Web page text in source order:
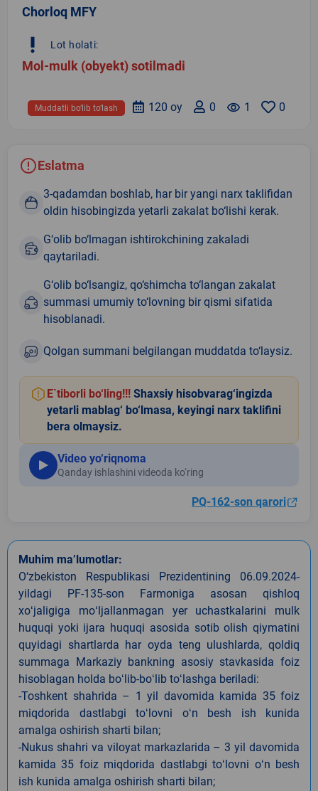
Chorloq MFY
priority_high Lot holati:
Mol-mulk (obyekt) sotilmadi
0
remove_red_eye 1
0
120 oy
Muddatli bo‘lib to‘lash
Eslatma
3-qadamdan boshlab, har bir yangi narx taklifidan
oldin hisobingizda yetarli zakalat bo‘lishi kerak.
G‘olib bo‘lmagan ishtirokchining zakaladi
qaytariladi.
G‘olib bo‘lsangiz, qo‘shimcha to‘langan zakalat
summasi umumiy to‘lovning bir qismi sifatida
hisoblanadi.
Qolgan summani belgilangan muddatda to‘laysiz.
E`tiborli bo‘ling!!! Shaxsiy hisobvarag‘ingizda
yetarli mablag‘ bo‘lmasa, keyingi narx taklifini
bera olmaysiz.
Video yo‘riqnoma
Qanday ishlashini videoda ko‘ring
PQ-162-son qarori
Muhim ma’lumotlar:
O‘zbekiston Respublikasi Prezidentining 06.09.2024-
yildagi PF-135-son Farmoniga asosan qishloq
xoʻjaligiga moʻljallanmagan yer uchastkalarini mulk
huquqi yoki ijara huquqi asosida sotib olish qiymatini
quyidagi shartlarda har oyda teng ulushlarda, qoldiq
summaga Markaziy bankning asosiy stavkasida foiz
hisoblagan holda boʻlib-boʻlib toʻlashga beriladi:
-Toshkent shahrida – 1 yil davomida kamida 35 foiz
miqdorida dastlabgi toʻlovni oʻn besh ish kunida
amalga oshirish sharti bilan;
-Nukus shahri va viloyat markazlarida – 3 yil davomida
kamida 35 foiz miqdorida dastlabgi toʻlovni oʻn besh
ish kunida amalga oshirish sharti bilan;